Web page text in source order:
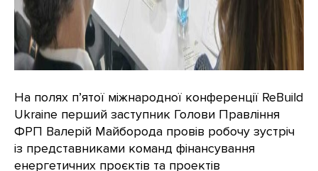
На полях п’ятої міжнародної конференції ReBuild
Ukraine перший заступник Голови Правління
ФРП Валерій Майборода провів робочу зустріч
із представниками команд фінансування
енергетичних проєктів та проектів